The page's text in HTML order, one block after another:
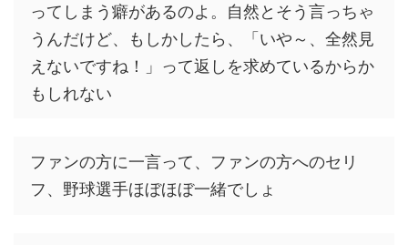
ってしまう癖があるのよ。自然とそう言っちゃ
うんだけど、もしかしたら、「いや～、全然見
えないですね！」って返しを求めているからか
もしれない
ファンの方に一言って、ファンの方へのセリ
フ、野球選手ほぼほぼ一緒でしょ